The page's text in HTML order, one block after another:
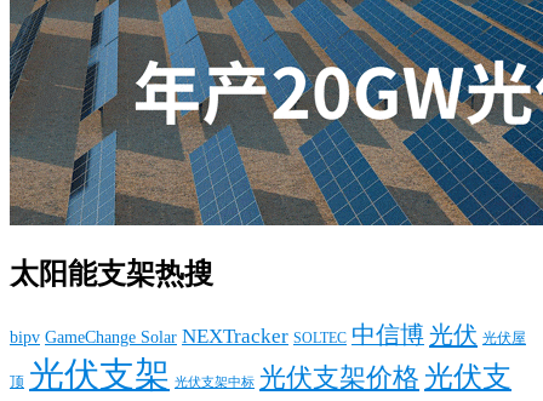
太阳能支架热搜
bipv GameChange Solar NEXTracker SOLTEC 中信博光伏 光伏屋
顶 光伏支架 光伏支架中标 光伏支架价格 光伏支